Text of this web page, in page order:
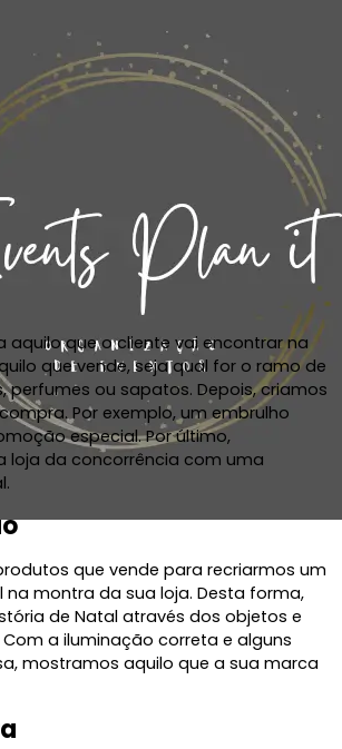
aquilo que o cliente vai encontrar na
que vende,sejaqual for o ramo de
perfumes ou sapatos. Depois, criamos
. Por exemplo, um embrulho
especial. Por último,
loja da concorrência com uma
.
que vende para recriarmos um
na montra da sua loja. Desta forma,
de Natal através dos objetos e
a iluminação correta e alguns
mostramos aquilo que a sua marca